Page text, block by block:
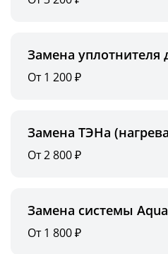
Замена уплотнителя
От 1 200 ₽
Замена ТЭНа
От 2 800 ₽
Замена системы
От 1 800 ₽